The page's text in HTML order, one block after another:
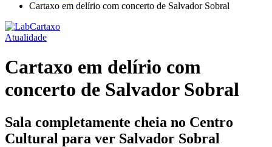
Cartaxo em delírio com concerto de Salvador Sobral
Atualidade
Cartaxo em delírio com
concerto de Salvador Sobral
Sala completamente cheia no Centro
Cultural para ver Salvador Sobral